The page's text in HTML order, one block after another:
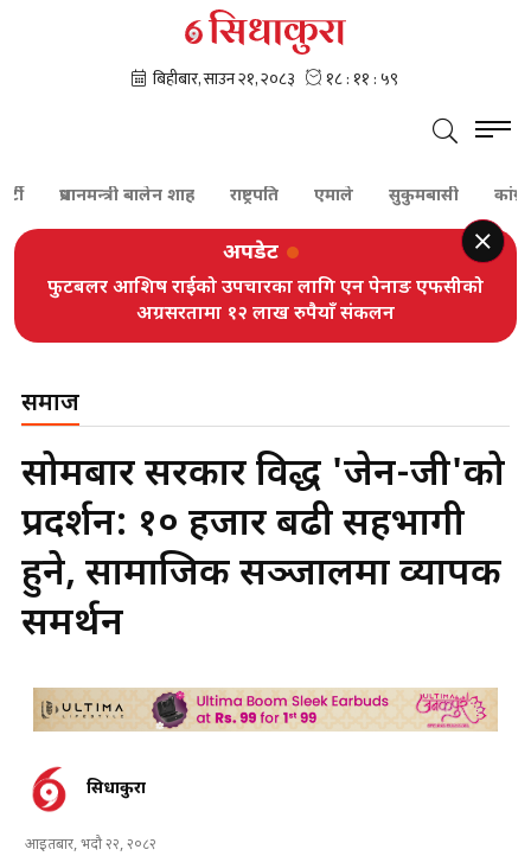
प्रधानमन्त्री बालेन शाह राष्ट्रपति एमाले सुकुमबासी कांग्रेस
अपडेट
फुटबलर आशिष राईको उपचारका लागि एन पेनाङ एफसीको
अग्रसरतामा १२ लाख रुपैयाँ संकलन
समाज
सोमबार सरकार विरुद्ध 'जेन-जी'को
प्रदर्शन: १० हजार बढी सहभागी
हुने, सामाजिक सञ्जालमा व्यापक
समर्थन
सिधाकुरा
आइतबार, भदौ २२, २०८२